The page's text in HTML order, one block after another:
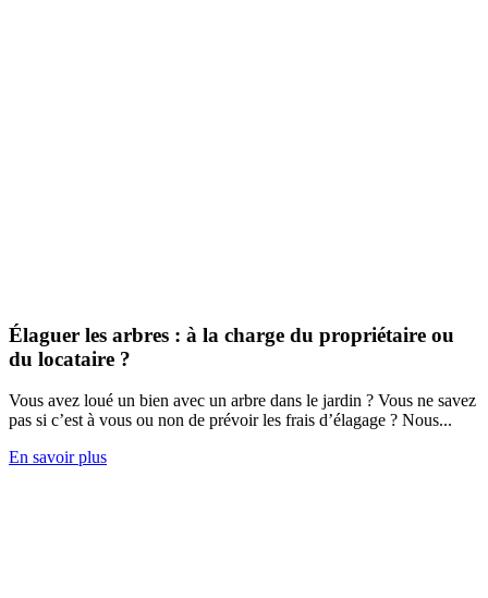
Élaguer les arbres : à la charge du propriétaire ou
du locataire ?
Vous avez loué un bien avec un arbre dans le jardin ? Vous ne savez
pas si c’est à vous ou non de prévoir les frais d’élagage ? Nous...
En savoir plus